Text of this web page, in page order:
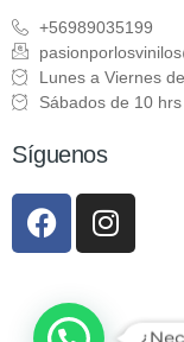
+56989035199
Lunes a Viernes
Sábados de 10
Síguenos